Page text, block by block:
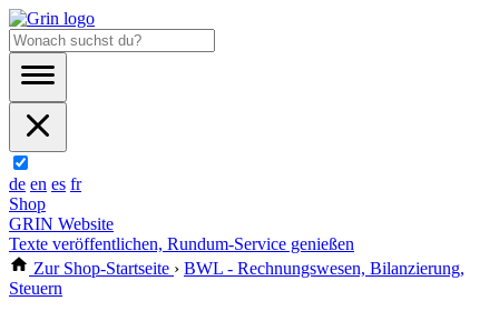
de en es fr
Shop
GRIN Website
Texte veröffentlichen, Rundum-Service genießen
Zur Shop-Startseite › BWL - Rechnungswesen, Bilanzierung,
Steuern